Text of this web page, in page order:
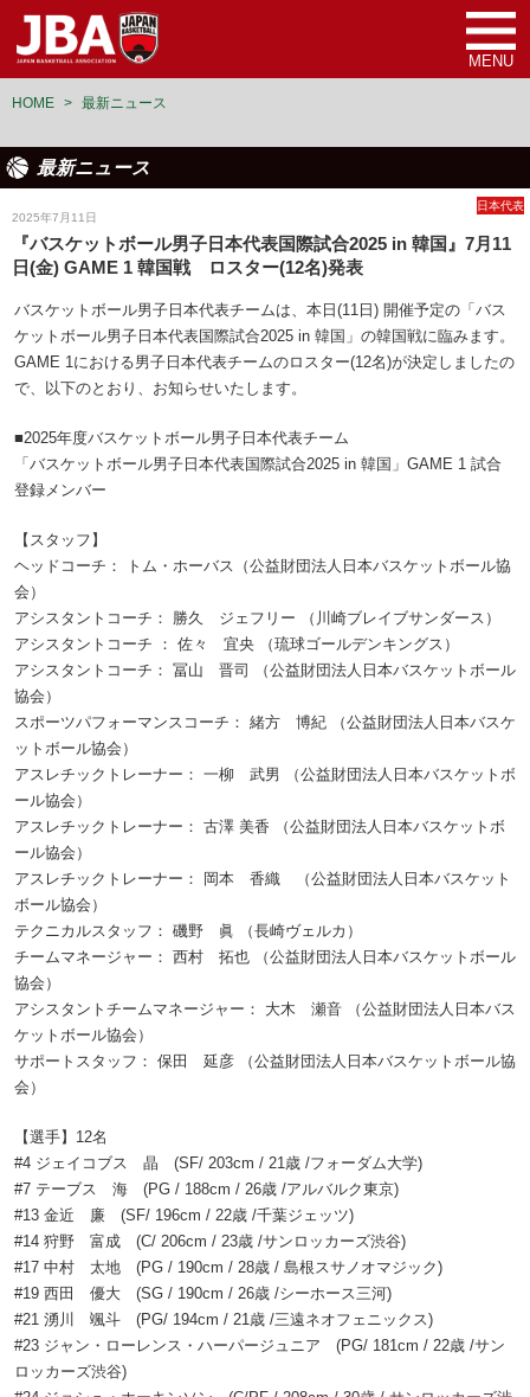
MENU
HOME > 最新ニュース
最新ニュース
2025年7月11日
日本代表
『バスケットボール男子日本代表国際試合2025 in 韓国』7月11
日(金) GAME 1 韓国戦 ロスター(12名)発表
バスケットボール男子日本代表チームは、本日(11日) 開催予定の「バス
ケットボール男子日本代表国際試合2025 in 韓国」の韓国戦に臨みます。
GAME 1における男子日本代表チームのロスター(12名)が決定しましたの
で、以下のとおり、お知らせいたします。
■2025年度バスケットボール男子日本代表チーム
「バスケットボール男子日本代表国際試合2025 in 韓国」GAME 1 試合
登録メンバー
【スタッフ】
ヘッドコーチ： トム・ホーバス（公益財団法人日本バスケットボール協
会）
アシスタントコーチ： 勝久 ジェフリー （川崎ブレイブサンダース）
アシスタントコーチ ： 佐々 宜央 （琉球ゴールデンキングス）
アシスタントコーチ： 冨山 晋司 （公益財団法人日本バスケットボール
協会）
スポーツパフォーマンスコーチ： 緒方 博紀 （公益財団法人日本バスケ
ットボール協会）
アスレチックトレーナー： 一柳 武男 （公益財団法人日本バスケットボ
ール協会）
アスレチックトレーナー： 古澤 美香 （公益財団法人日本バスケットボ
ール協会）
アスレチックトレーナー： 岡本 香織 （公益財団法人日本バスケット
ボール協会）
テクニカルスタッフ： 磯野 眞 （長崎ヴェルカ）
チームマネージャー： 西村 拓也 （公益財団法人日本バスケットボール
協会）
アシスタントチームマネージャー： 大木 瀬音 （公益財団法人日本バス
ケットボール協会）
サポートスタッフ： 保田 延彦 （公益財団法人日本バスケットボール協
会）
【選手】12名
#4 ジェイコブス 晶 (SF/ 203cm / 21歳 /フォーダム大学)
#7 テーブス 海 (PG / 188cm / 26歳 /アルバルク東京)
#13 金近 廉 (SF/ 196cm / 22歳 /千葉ジェッツ)
#14 狩野 富成 (C/ 206cm / 23歳 /サンロッカーズ渋谷)
#17 中村 太地 (PG / 190cm / 28歳 / 島根スサノオマジック)
#19 西田 優大 (SG / 190cm / 26歳 /シーホース三河)
#21 湧川 颯斗 (PG/ 194cm / 21歳 /三遠ネオフェニックス)
#23 ジャン・ローレンス・ハーパージュニア (PG/ 181cm / 22歳 /サン
ロッカーズ渋谷)